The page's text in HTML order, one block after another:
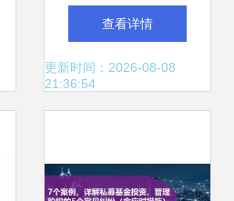
成投运 3亿美元布
局中国，投资管理
查看详情
更新时间：2026-08-08
21:36:54